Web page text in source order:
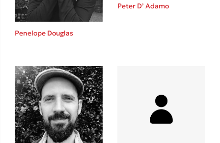
Mel Robbins
Δημοφιλείς Συγγραφείς
Penelope Douglas
Peter D’ Adamo